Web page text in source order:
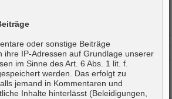
oder sonstige Beiträge
ihre IP-Adressen auf Grundlage unserer
im Sinne des Art. 6 Abs. 1 lit. f.
werden. Das erfolgt zu
jemand in Kommentaren und
Inhalte hinterlässt (Beleidigungen,